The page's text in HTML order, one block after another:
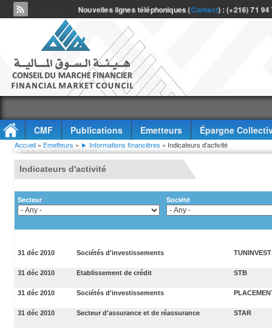
Nouvelles lignes téléphoniques (Contact) : (+216) 71
CMF Publications Emetteurs
Épargne
Accès à l'information
Vous êtes ici
Accueil » Emetteurs » ► Informations financières » Indicateurs d'activité
Indicateurs d'activité
Secteur Société
31 déc 2010 Sociétés d'investissements TUNINVEST
31 déc 2010 Etablissement de crédit STB
31 déc 2010 Sociétés d'investissements
31 déc 2010 Secteur d'assurance et de réassurance STAR